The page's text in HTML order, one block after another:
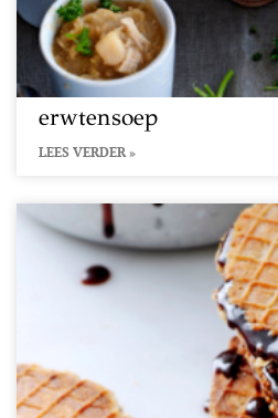
erwtensoep
LEES VERDER »